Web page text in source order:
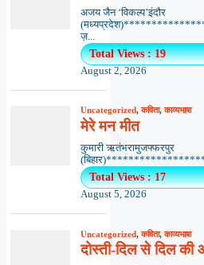
अजय जैन ‘विकल्प’इंदौर
ज़...
Total Views : 19
August 2, 2026
Uncategorized,कविता,काव्यभाषा
मेरे मन मीत
कुमारी ऋतंभरामुजफ्फरपुर
Total Views : 17
August 5, 2026
Uncategorized,कविता,काव्यभाषा
दोस्ती-दिल से दिल की